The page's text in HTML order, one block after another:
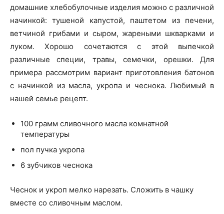
домашние хлебобулочные изделия можно с различной
начинкой: тушеной капустой, паштетом из печени,
ветчиной грибами и сыром, жареными шкварками и
луком. Хорошо сочетаются с этой выпечкой
различные специи, травы, семечки, орешки. Для
примера рассмотрим вариант приготовления батонов
с начинкой из масла, укропа и чеснока. Любимый в
нашей семье рецепт.
100 грамм сливочного масла комнатной
температуры
пол пучка укропа
6 зубчиков чеснока
Чеснок и укроп мелко нарезать. Сложить в чашку
вместе со сливочным маслом.